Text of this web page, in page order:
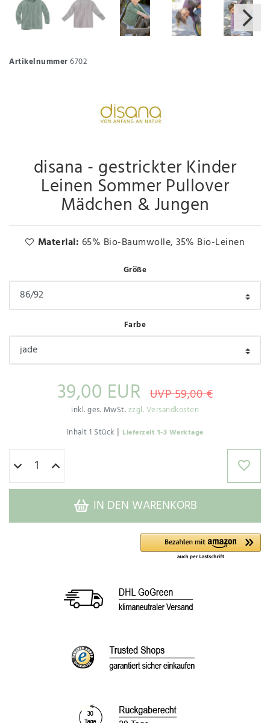
Artikelnummer6702
disana - gestrickter Kinder
Leinen Sommer Pullover
Mädchen & Jungen
Material: 65% Bio-Baumwolle, 35% Bio-Leinen
Größe
Farbe
39,00 EUR UVP 59,00 €
inkl. ges. MwSt.zzgl. Versandkosten
Inhalt1 Stück | Lieferzeit 1-3 Werktage
IN DEN WARENKORB